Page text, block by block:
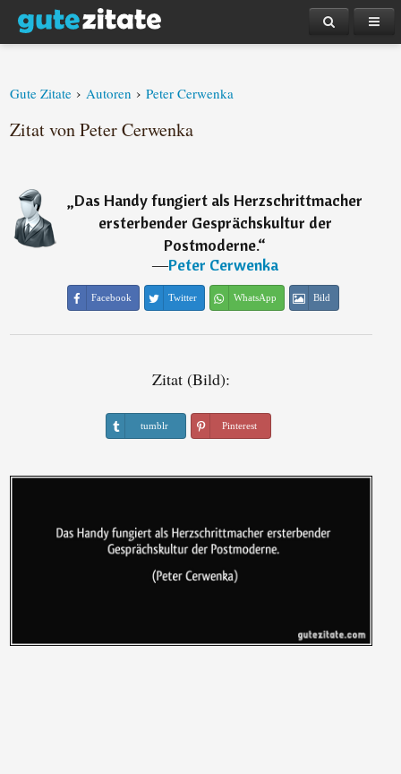
Gute Zitate › Autoren › Peter Cerwenka
Zitat von Peter Cerwenka
„Das Handy fungiert als Herzschrittmacher
ersterbender Gesprächskultur der
Postmoderne.“
―Peter Cerwenka
Facebook Twitter WhatsApp Bild
Zitat (Bild):
tumblr Pinterest